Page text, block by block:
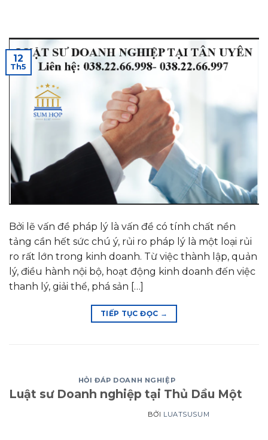
12
Th5
Bởi lẽ vấn đề pháp lý là vấn đề có tính chất nền
tảng cần hết sức chú ý, rủi ro pháp lý là một loại rủi
ro rất lớn trong kinh doanh. Từ việc thành lập, quản
lý, điều hành nội bộ, hoạt động kinh doanh đến việc
thanh lý, giải thể, phá sản […]
TIẾP TỤC ĐỌC →
HỎI ĐÁP DOANH NGHIỆP
Luật sư Doanh nghiệp tại Thủ Dầu Một
BỞI LUATSUSUM